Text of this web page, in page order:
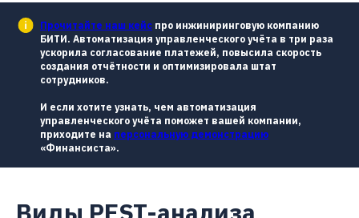
Прочитайте наш кейс про инжиниринговую компанию
БИТИ. Автоматизация управленческого учёта в три раза
ускорила согласование платежей, повысила скорость
создания отчётности и оптимизировала штат
сотрудников.
И если хотите узнать, чем автоматизация
управленческого учёта поможет вашей компании,
приходите на персональную демонстрацию
«Финансиста».